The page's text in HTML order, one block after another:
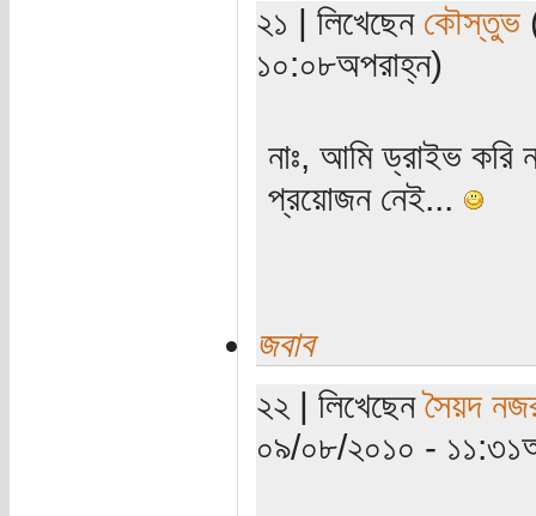
২১ | লিখেছেন কৌস্তুভ
১০:০৮অপরাহ্ন)
নাঃ, আমি ড্রাইভ করি
প্রয়োজন নেই...
জবাব
২২ | লিখেছেনসৈয়দ
০৯/০৮/২০১০ -